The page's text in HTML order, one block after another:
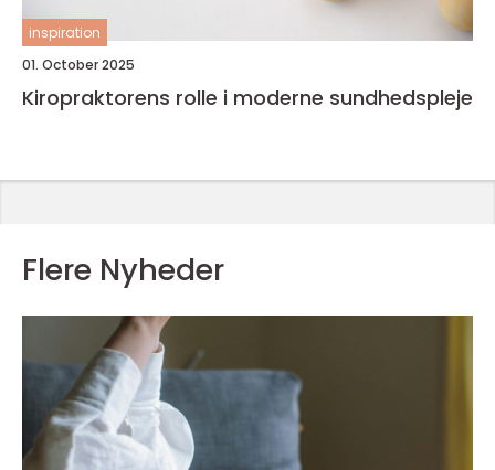
inspiration
01. October 2025
Kiropraktorens rolle i moderne sundhedspleje
Flere Nyheder